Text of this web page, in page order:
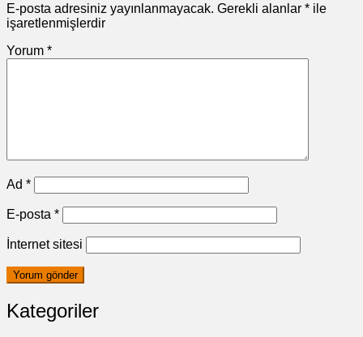
E-posta adresiniz yayınlanmayacak. Gerekli alanlar * ile
işaretlenmişlerdir
Yorum *
Ad *
E-posta *
İnternet sitesi
Kategoriler